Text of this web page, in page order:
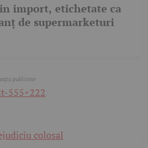
import, etichetate ca
de supermarketuri